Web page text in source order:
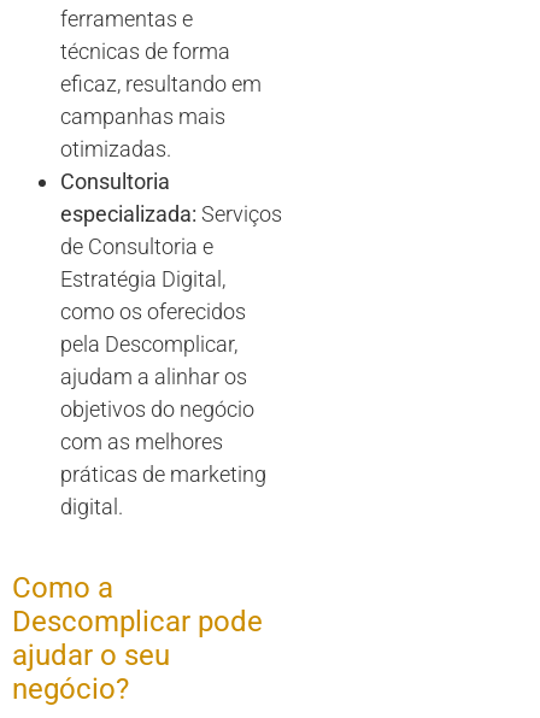
ferramentas e
técnicas de forma
eficaz, resultando em
campanhas mais
otimizadas.
Consultoria
especializada: Serviços
de Consultoria e
Estratégia Digital,
como os oferecidos
pela Descomplicar,
ajudam a alinhar os
objetivos do negócio
com as melhores
práticas de marketing
digital.
Como a
Descomplicar pode
ajudar o seu
negócio?